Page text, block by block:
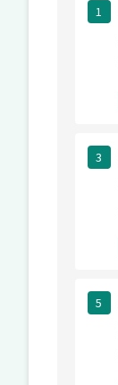
1
3
5